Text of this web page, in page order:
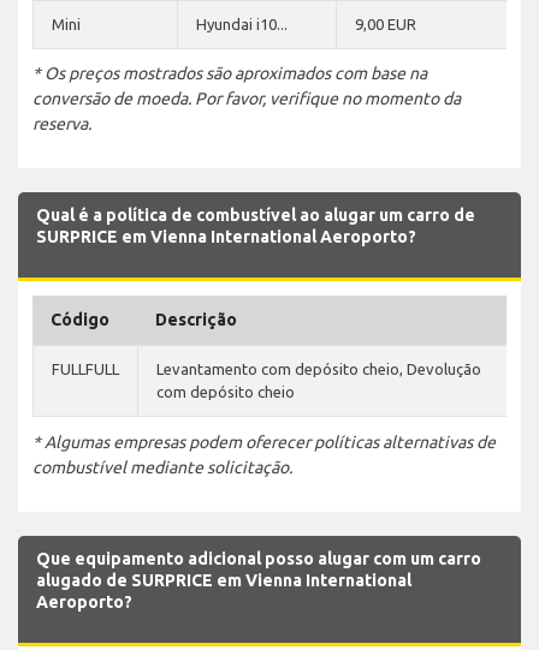
Mini Hyundai i10... 9,00 EUR
* Os preços mostrados são aproximados com base na
conversão de moeda. Por favor, verifique no momento da
reserva.
Qual é a política de combustível ao alugar um carro de
SURPRICE em Vienna International Aeroporto?
Código Descrição
FULLFULL
Levantamento com depósito cheio, Devolução
com depósito cheio
* Algumas empresas podem oferecer políticas alternativas de
combustível mediante solicitação.
Que equipamento adicional posso alugar com um carro
alugado de SURPRICE em Vienna International
Aeroporto?